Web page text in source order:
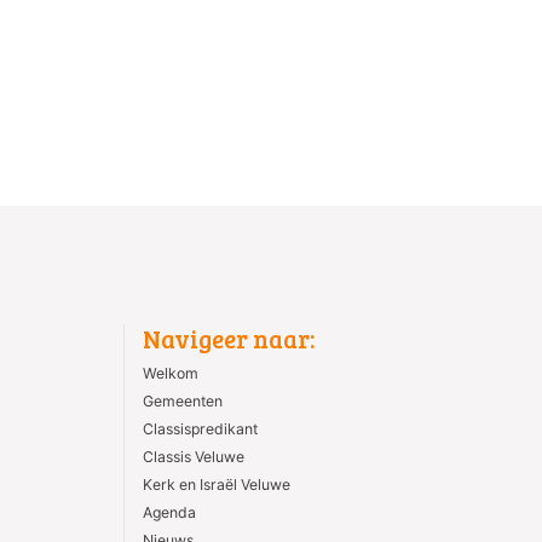
Navigeer naar:
Welkom
Gemeenten
Classispredikant
Classis Veluwe
Kerk en Israël Veluwe
Agenda